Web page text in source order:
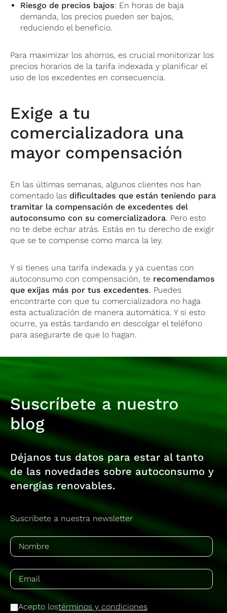
Riesgo de precios bajos: En horas de baja
demanda, los precios pueden ser bajos,
reduciendo el beneficio.
Para maximizar los ahorros, es crucial monitorizar los
precios horarios de la tarifa indexada y planificar el
uso de los excedentes en consecuencia.
Exige a tu
comercializadora una
mayor compensación
En las últimas semanas, algunos clientes nos han
comentado las dificultades que están teniendo para
tramitar la compensación de excedentes del
autoconsumo con su comercializadora. Pero esto
no te debe echar atrás. Estás en tu derecho de exigir
que se te compense como marca la ley.
Y si tienes una tarifa indexada y ya cuentas con
autoconsumo con compensación, te recomendamos
que exijas más por tus excedentes. Puedes
encontrarte con que tu comercializadora no haga
esta actualización de manera automática. Y si esto
ocurre, ya estás tardando en descolgar el teléfono
para asegurarte de que lo hagan.
Suscríbete a nuestro
blog
Déjanos tus datos para estar al tanto
de las novedades sobre autoconsumo y
energías renovables.
Suscríbete a nuestra newsletter
Acepto lostérminos y condiciones